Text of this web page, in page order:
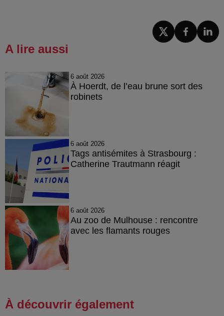
A lire aussi
6 août 2026
À Hoerdt, de l’eau brune sort des
robinets
6 août 2026
Tags antisémites à Strasbourg :
Catherine Trautmann réagit
6 août 2026
Au zoo de Mulhouse : rencontre
avec les flamants rouges
À découvrir également